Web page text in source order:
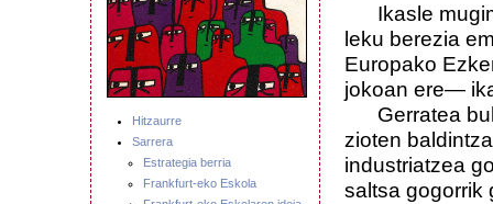
Hitzaurre
Sarrera
Estrategia berria
Frankfurt-eko Eskola
Ikasle
leku berezia
Europako
jokoan ere—
Gerratea
zioten
industriatzea
saltsa gogorrik